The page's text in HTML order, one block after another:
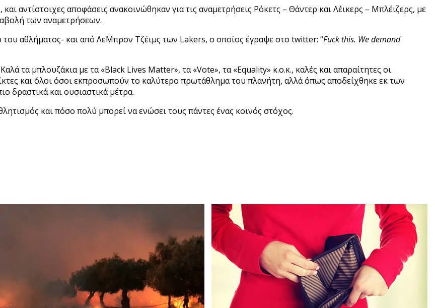
αντίστοιχες αποφάσεις ανακοινώθηκαν για τις αναμετρήσεις Ρόκετς – Θάντερ και Λέικερς – Μπλέιζερς, με
των αναμετρήσεων.
αθλήματος- και από ΛεΜπρον Τζέιμς των Lakers, ο οποίος έγραψε στο twitter: “Fuck this. We demand
τα μπλουζάκια με τα «Black Lives Matter», τα «Vote», τα «Equality» κ.ο.κ., καλές και απαραίτητες οι
και όλοι όσοι εκπροσωπούν το καλύτερο πρωτάθλημα του πλανήτη, αλλά όπως αποδείχθηκε εκ των
δραστικά και ουσιαστικά μέτρα.
και πόσο πολύ μπορεί να ενώσει τους πάντες ένας κοινός στόχος.